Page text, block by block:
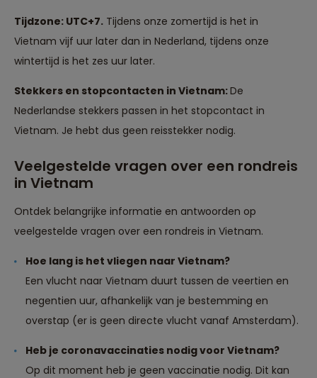
Tijdzone: UTC+7. Tijdens onze zomertijd is het in
Vietnam vijf uur later dan in Nederland, tijdens onze
wintertijd is het zes uur later.
Stekkers en stopcontacten in Vietnam:De
Nederlandse stekkers passen in het stopcontact in
Vietnam. Je hebt dus geen reisstekker nodig.
Veelgestelde vragen over een rondreis
in Vietnam
Ontdek belangrijke informatie en antwoorden op
veelgestelde vragen over een rondreis in Vietnam.
Hoe lang is het vliegen naar Vietnam?
Een vlucht naar Vietnam duurt tussen de veertien en
negentien uur, afhankelijk van je bestemming en
overstap (er is geen directe vlucht vanaf Amsterdam).
Heb je coronavaccinaties nodig voor Vietnam?
Op dit moment heb je geen vaccinatie nodig. Dit kan